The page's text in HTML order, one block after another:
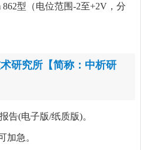
862型（电位范围-2至+2V，分
研究所【简称：中析研
告(电子版/纸质版)。
加急。